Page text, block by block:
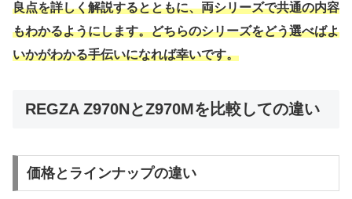
良点を詳しく解説するとともに、両シリーズで共通の内容
もわかるようにします。どちらのシリーズをどう選べばよ
いかがわかる手伝いになれば幸いです。
REGZA Z970NとZ970Mを比較しての違い
価格とラインナップの違い